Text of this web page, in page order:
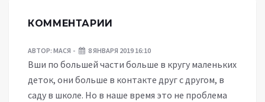
КОММЕНТАРИИ
АВТОР: МАСЯ 8 ЯНВАРЯ 2019 16:10
Вши по большей части больше в кругу маленьких
деток, они больше в контакте друг с другом, в
саду в школе. Но в наше время это не проблема